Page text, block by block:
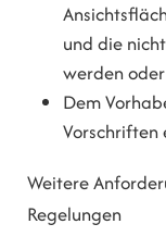
und die
werden
Dem
Vorschriften
Weitere
Regelungen